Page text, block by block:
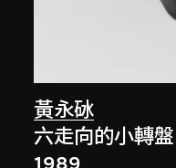
黃永砅
六走向的小轉盤